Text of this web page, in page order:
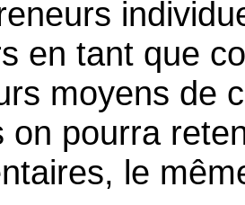
en tant que
moyens de
on pourra
le